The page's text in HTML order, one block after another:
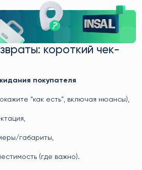
короткий чек-
покупателя
“как есть”, включая нюансы),
габариты,
(где важно).